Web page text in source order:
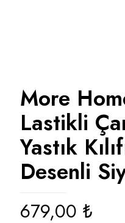
More
Lastikli
Yastık
Desenli
679,00 ₺